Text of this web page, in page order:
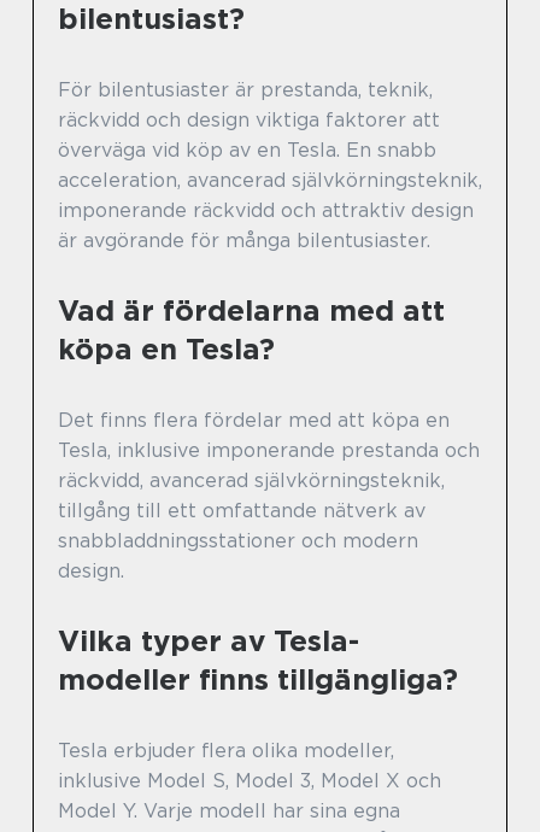
bilentusiast?
För bilentusiaster är prestanda, teknik,
räckvidd och design viktiga faktorer att
överväga vid köp av en Tesla. En snabb
acceleration, avancerad självkörningsteknik,
imponerande räckvidd och attraktiv design
är avgörande för många bilentusiaster.
Vad är fördelarna med att
köpa en Tesla?
Det finns flera fördelar med att köpa en
Tesla, inklusive imponerande prestanda och
räckvidd, avancerad självkörningsteknik,
tillgång till ett omfattande nätverk av
snabbladdningsstationer och modern
design.
Vilka typer av Tesla-
modeller finns tillgängliga?
Tesla erbjuder flera olika modeller,
inklusive Model S, Model 3, Model X och
Model Y. Varje modell har sina egna